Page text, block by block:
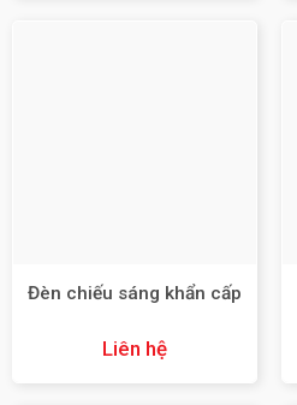
Đèn chiếu sáng khẩn cấp
Liên hệ